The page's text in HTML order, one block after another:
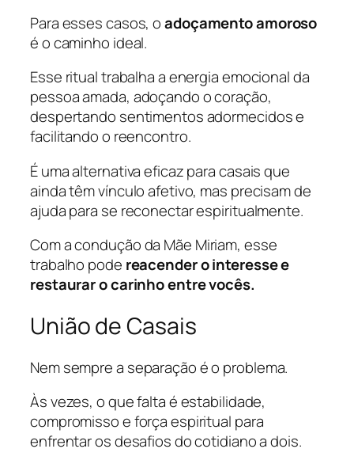
Para esses casos, oadoçamento amoroso
é o caminho ideal.
Esse ritual trabalha a energia emocional da
pessoa amada, adoçando o coração,
despertando sentimentos adormecidos e
facilitando o reencontro.
É uma alternativa eficaz para casais que
ainda têm vínculo afetivo, mas precisam de
ajuda para se reconectar espiritualmente.
Com a condução da Mãe Miriam, esse
trabalho pode reacender o interesse e
restaurar o carinho entre vocês.
União de Casais
Nem sempre a separação é o problema.
Às vezes, o que falta é estabilidade,
compromisso e força espiritual para
enfrentar os desafios do cotidiano a dois.